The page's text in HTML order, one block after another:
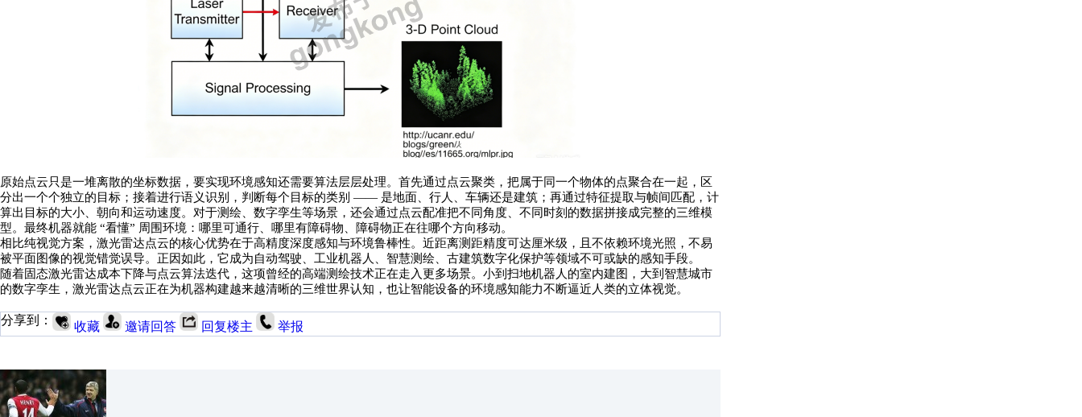
原始点云只是一堆离散的坐标数据，要实现环境感知还需要算法层层处理。首先通过点云聚类，把属于同一个物体的点聚合在一起，区
分出一个个独立的目标；接着进行语义识别，判断每个目标的类别 —— 是地面、行人、车辆还是建筑；再通过特征提取与帧间匹配，计
算出目标的大小、朝向和运动速度。对于测绘、数字孪生等场景，还会通过点云配准把不同角度、不同时刻的数据拼接成完整的三维模
型。最终机器就能 “看懂” 周围环境：哪里可通行、哪里有障碍物、障碍物正在往哪个方向移动。
相比纯视觉方案，激光雷达点云的核心优势在于高精度深度感知与环境鲁棒性。近距离测距精度可达厘米级，且不依赖环境光照，不易
被平面图像的视觉错觉误导。正因如此，它成为自动驾驶、工业机器人、智慧测绘、古建筑数字化保护等领域不可或缺的感知手段。
随着固态激光雷达成本下降与点云算法迭代，这项曾经的高端测绘技术正在走入更多场景。小到扫地机器人的室内建图，大到智慧城市
的数字孪生，激光雷达点云正在为机器构建越来越清晰的三维世界认知，也让智能设备的环境感知能力不断逼近人类的立体视觉。
分享到： 收藏 邀请回答 回复楼主 举报